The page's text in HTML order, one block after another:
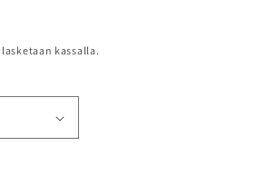
lasketaan kassalla.